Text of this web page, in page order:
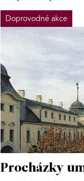
Doprovodné akce
Procházky